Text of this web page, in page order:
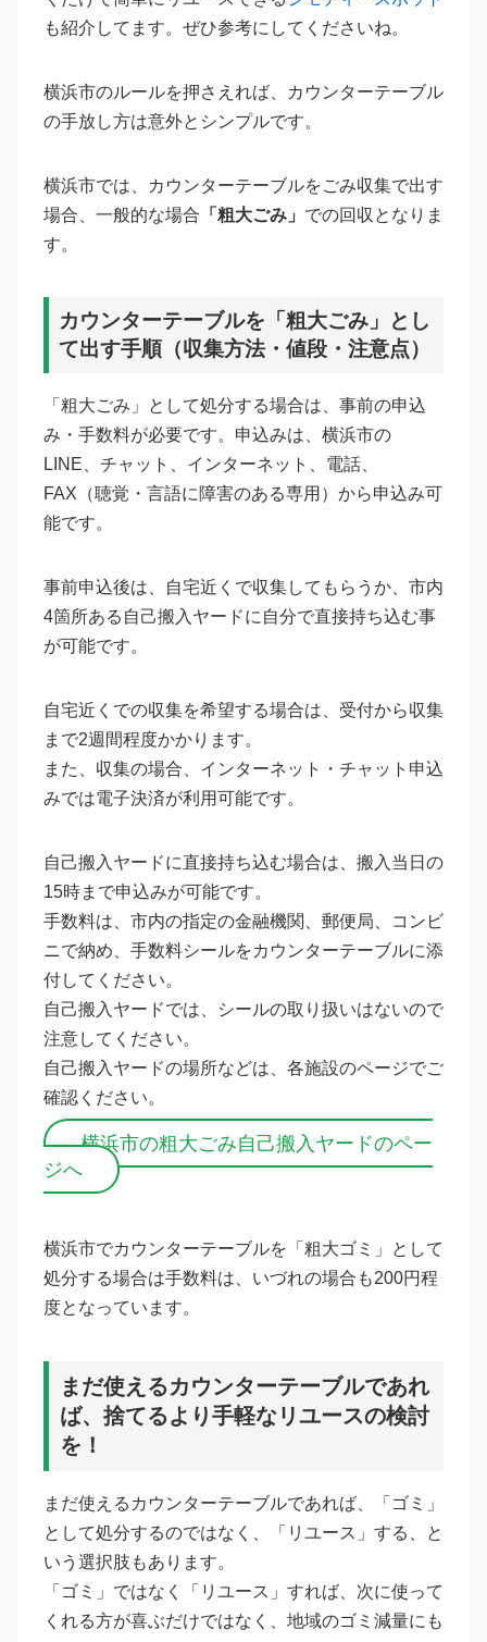
も紹介してます。ぜひ参考にしてくださいね。
横浜市のルールを押さえれば、カウンターテーブル
の手放し方は意外とシンプルです。
横浜市では、カウンターテーブルをごみ収集で出す
場合、一般的な場合 「粗大ごみ」 での回収となりま
す。
カウンターテーブルを「粗大ごみ」とし
て出す手順（収集方法・値段・注意点）
「粗大ごみ」として処分する場合は、事前の申込
み・手数料が必要です。申込みは、横浜市の
LINE、チャット、インターネット、電話、
FAX（聴覚・言語に障害のある専用）から申込み可
能です。
事前申込後は、自宅近くで収集してもらうか、市内
4箇所ある自己搬入ヤードに自分で直接持ち込む事
が可能です。
自宅近くでの収集を希望する場合は、受付から収集
まで2週間程度かかります。
また、収集の場合、インターネット・チャット申込
みでは電子決済が利用可能です。
自己搬入ヤードに直接持ち込む場合は、搬入当日の
15時まで申込みが可能です。
手数料は、市内の指定の金融機関、郵便局、コンビ
ニで納め、手数料シールをカウンターテーブルに添
付してください。
自己搬入ヤードでは、シールの取り扱いはないので
注意してください。
自己搬入ヤードの場所などは、各施設のページでご
確認ください。
横浜市の粗大ごみ自己搬入ヤードのペー
ジへ
横浜市でカウンターテーブルを「粗大ゴミ」として
処分する場合は手数料は、いづれの場合も200円程
度となっています。
まだ使えるカウンターテーブルであれ
ば、捨てるより手軽なリユースの検討
を！
まだ使えるカウンターテーブルであれば、「ゴミ」
として処分するのではなく、「リユース」する、と
いう選択肢もあります。
「ゴミ」ではなく「リユース」すれば、次に使って
くれる方が喜ぶだけではなく、地域のゴミ減量にも